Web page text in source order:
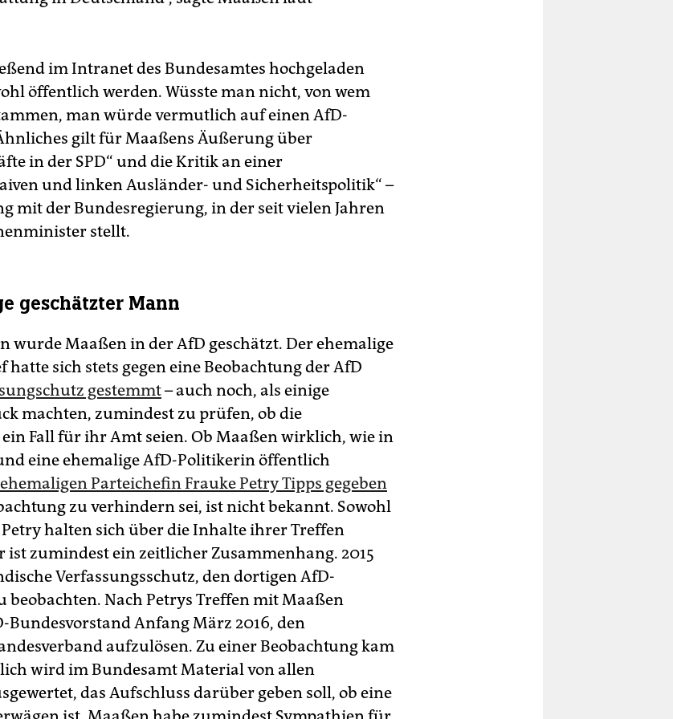
im Intranet des Bundesamtes hochgeladen
öffentlich werden. Wüsste man nicht, von wem
man würde vermutlich auf einen AfD-
gilt für Maaßens Äußerung über
in der SPD“ und die Kritik an einer
und linken Ausländer- und Sicherheitspolitik“ –
mit der Bundesregierung, in der seit vielen Jahren
stellt.
geschätzter Mann
wurde Maaßen in der AfD geschätzt. Der ehemalige
hatte sich stets gegen eine Beobachtung der AfD
gestemmt– auch noch, als einige
machten, zumindest zu prüfen, ob die
Fall für ihr Amt seien. Ob Maaßen wirklich, wie in
eine ehemalige AfD-Politikerin öffentlich
Parteichefin Frauke Petry Tipps gegeben
zu verhindern sei, ist nicht bekannt. Sowohl
halten sich über die Inhalte ihrer Treffen
ist zumindest ein zeitlicher Zusammenhang. 2015
Verfassungsschutz, den dortigen AfD-
beobachten. Nach Petrys Treffen mit Maaßen
Bundesvorstand Anfang März 2016, den
aufzulösen. Zu einer Beobachtung kam
wird im Bundesamt Material von allen
das Aufschluss darüber geben soll, ob eine